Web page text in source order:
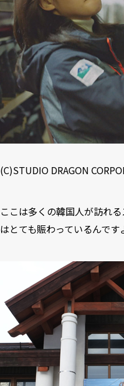
(C)STUDIO DRAGON
ここは多くの韓国人が訪れ
はとても賑わっているんです